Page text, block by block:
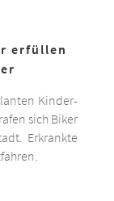
erfüllen
Kinder-
sich Biker
Erkrankte